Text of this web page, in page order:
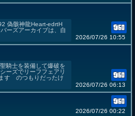
偽骸神龍Heart-edrtH
ーズアーカイブは、自
2026/07/26 10:55
騎士を装備して爆破を
ーズでリーフフェアリ
す のつもりだったけ
2026/07/26 06:13
2026/07/26 00:22